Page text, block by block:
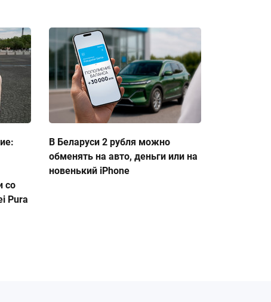
со
Pura
В Беларуси 2 рубля можно
обменять на авто, деньги или на
новенький iPhone